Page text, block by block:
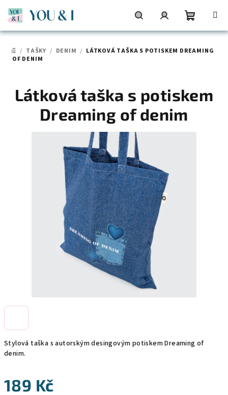
obsah
HledatPřihlášeníNákupní
DOMŮ
/ TAŠKY / DENIM / LÁTKOVÁ TAŠKA S POTISKEM DREAMING
OF DENIM
Stylová taška s autorským desingovým potiskem Dreaming of
denim.
189 Kč
Látková taška s potiskem
Dreaming of denim